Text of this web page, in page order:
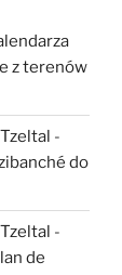
z terenów
-
do
-
de